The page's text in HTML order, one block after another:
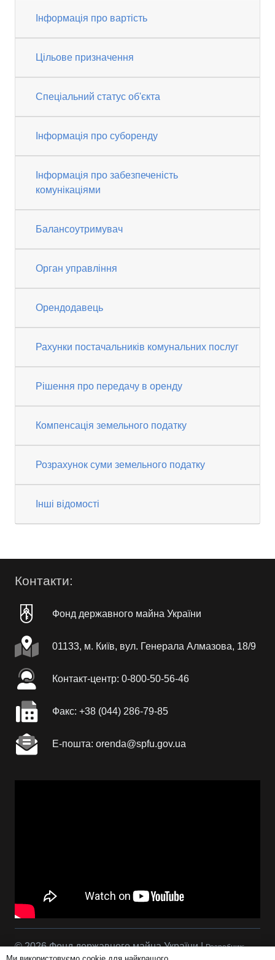
Інформація про вартість
Цільове призначення
Спеціальний статус об'єкта
Інформація про суборенду
Інформація про забезпеченість
комунікаціями
Балансоутримувач
Орган управління
Орендодавець
Рахунки постачальників комунальних послуг
Рішення про передачу в оренду
Компенсація земельного податку
Розрахунок суми земельного податку
Інші відомості
Контакти:
Фонд державного майна України
01133, м. Київ, вул. Генерала Алмазова, 18/9
Контакт-центр: 0-800-50-56-46
Факc: +38 (044) 286-79-85
Е-пошта: orenda@spfu.gov.ua
© 2026 Фонд державного майна України |Розробник: